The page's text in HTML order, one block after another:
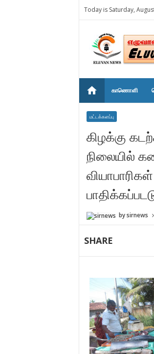
Today is Saturday,
home காணொளி
மட்டக்களப்பு
கிழக்கு
நிலையில்
bysirnews
SHARE